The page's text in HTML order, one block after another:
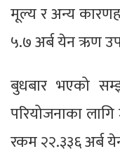
मूल्य र अन्य
५.७ अर्ब येन ऋण
बुधबार भएको
परियोजनाका
रकम २२.३३६ अर्ब